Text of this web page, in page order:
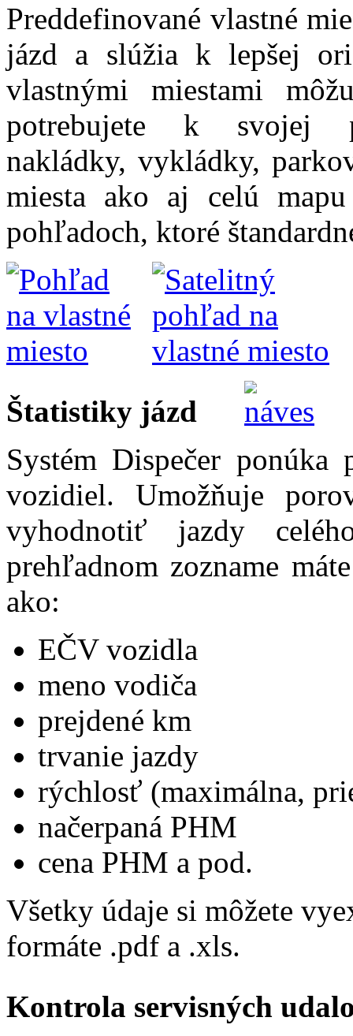
Preddefinované vlastné
jázd a slúžia k lepšej
vlastnými miestami
potrebujete k svojej
nakládky, vykládky,
miesta ako aj celú
pohľadoch, ktoré
Štatistiky jázd
Systém Dispečer
vozidiel. Umožňuje
vyhodnotiť jazdy
prehľadnom zozname
ako:
EČV vozidla
meno vodiča
prejdené km
trvanie jazdy
rýchlosť (maximálna,
načerpaná PHM
cena PHM a pod.
Všetky údaje si môžete
formáte .pdf a .xls.
Kontrola servisných